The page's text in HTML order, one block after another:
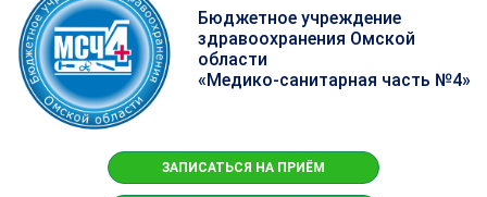
Бюджетное учреждение
здравоохранения Омской
области
«Медико-санитарная часть №4»
ЗАПИСАТЬСЯ НА ПРИЁМ